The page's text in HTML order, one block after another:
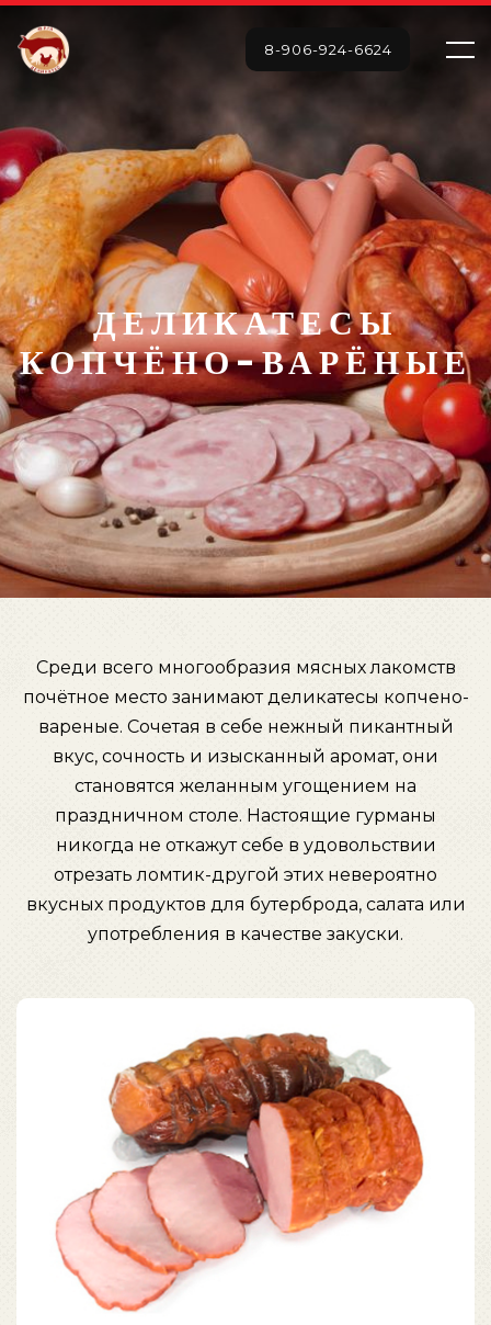
8-906-924-6624
ДЕЛИКАТЕСЫ
КОПЧЁНО-ВАРЁНЫЕ
Среди всего многообразия мясных лакомств
почётное место занимают деликатесы копчено-
вареные. Сочетая в себе нежный пикантный
вкус, сочность и изысканный аромат, они
становятся желанным угощением на
праздничном столе. Настоящие гурманы
никогда не откажут себе в удовольствии
отрезать ломтик-другой этих невероятно
вкусных продуктов для бутерброда, салата или
употребления в качестве закуски.